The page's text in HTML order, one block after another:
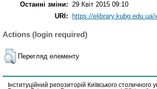
Останні зміни: 29 Квіт 2015 09:10
URI:
https://elibrary.kubg.edu.ua/
Actions (login required)
Перегляд елементу
Інституційний репозиторій Київського столичного